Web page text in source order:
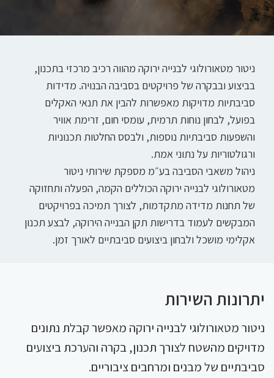
ניטור מטאורולוגי לבנייה ירוקה מהווה רכיב מרכזי בתכנון,
בביצוע ובבקרה של פרויקטים בסביבה הבנויה. מדידות
סביבתיות מדויקות מאפשרות להבין את תנאי האקלים
בפועל, לבחון נוחות תרמית, עומסי חום, זרימת אוויר
והשפעות סביבתיות נוספות, ולבסס החלטות תכנוניות
ורגולטוריות על נתוני אמת.
ניהול משאבי הסביבה בע״מ מספקת שירותי ניטור
מטאורולוגי לבנייה ירוקה הכוללים הקמה, הפעלה ותחזוקה
של תחנות מדידה מתקדמות, לצורך תמיכה בפרויקטים
המבקשים לעמוד בדרישות תקן הבנייה הירוקה, לבצע תכנון
אקלימי מושכל ולבחון ביצועים סביבתיים לאורך זמן.
יתרונות השירות
ניטור מטאורולוגי לבנייה ירוקה מאפשר קבלת נתונים
מדויקים מהשטח לצורך תכנון, בקרה והערכת ביצועים
סביבתיים של מבנים ומרחבים ציבוריים.